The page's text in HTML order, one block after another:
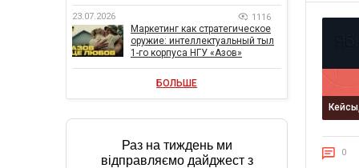
0
23.07.2026 1116
Маркетинг как стратегическое
оружие: интеллектуальный тыл
1-го корпуса НГУ «Азов»
БОЛЬШЕ
Раз на тиждень ми
відправляємо дайджест з